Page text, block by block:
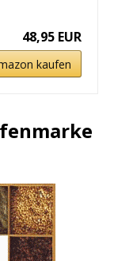
48,95 EUR
kaufen